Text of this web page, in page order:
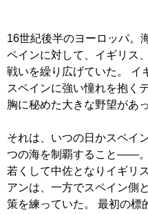
16世紀後半のヨーロッパ。
ペインに対して、イギリス
戦いを繰り広げていた。 イ
スペインに強い憧れを抱く
胸に秘めた大きな野望があっ
それは、いつの日かスペイ
つの海を制覇すること――。
若くして中佐となりイギリ
アンは、一方でスペイン側
策を練っていた。 最初の標